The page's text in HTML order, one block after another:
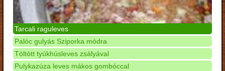
Tarcali raguleves
Palóc gulyás Sziporka módra
Töltött tyúkhúsleves zsályával
Pulykazúza leves mákos gombóccal